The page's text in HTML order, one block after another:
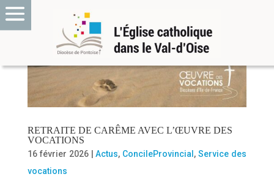
RETRAITE DE CARÊME AVEC L’ŒUVRE DES
VOCATIONS
16 février 2026|Actus, ConcileProvincial,Service des
vocations